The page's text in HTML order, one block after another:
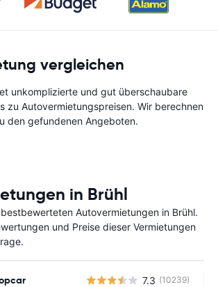
vergleichen
unkomplizierte und gut überschaubare
zu Autovermietungspreisen. Wir berechnen
den gefundenen Angeboten.
in Brühl
Autovermietungen in Brühl.
und Preise dieser Vermietungen
7.3 (10239)